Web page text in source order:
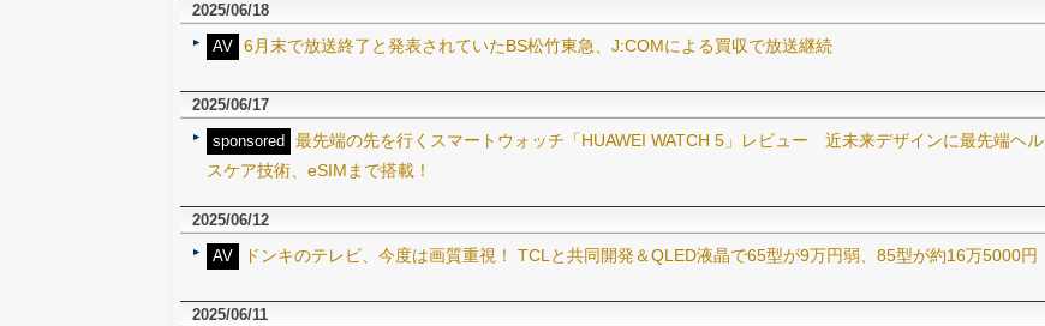
2025/06/18
AV 6月末で放送終了と発表されていたBS松竹東急、J:COMによる買収で放送継続
2025/06/17
sponsored
最先端の先を行くスマートウォッチ「HUAWEI WATCH 5」レビュー 近未来デザインに最先端ヘル
スケア技術、eSIMまで搭載！
2025/06/12
AV
ドンキのテレビ、今度は画質重視！ TCLと共同開発＆QLED液晶で65型が9万円弱、85型が約16万5000円
2025/06/11